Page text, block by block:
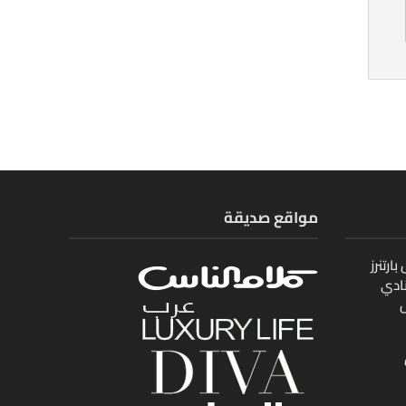
مواقع صديقة